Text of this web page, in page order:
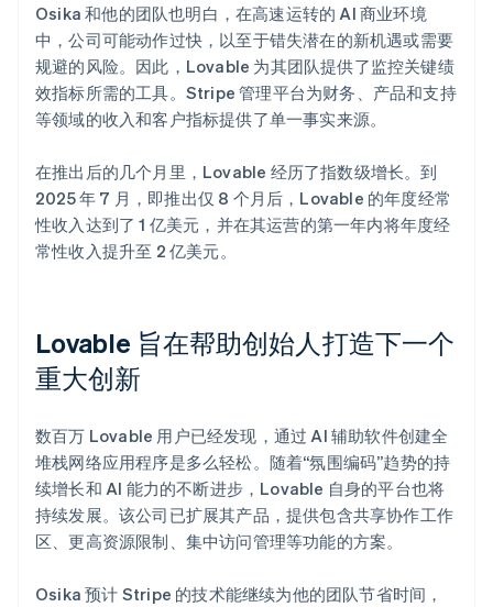
Osika 和他的团队也明白，在高速运转的 AI 商业环境
中，公司可能动作过快，以至于错失潜在的新机遇或需要
规避的风险。因此，Lovable 为其团队提供了监控关键绩
效指标所需的工具。Stripe 管理平台为财务、产品和支持
等领域的收入和客户指标提供了单一事实来源。
在推出后的几个月里，Lovable 经历了指数级增长。到
2025 年 7 月，即推出仅 8 个月后，Lovable 的年度经常
性收入达到了 1 亿美元，并在其运营的第一年内将年度经
常性收入提升至 2 亿美元。
Lovable 旨在帮助创始人打造下一个
重大创新
数百万 Lovable 用户已经发现，通过 AI 辅助软件创建全
堆栈网络应用程序是多么轻松。随着“氛围编码”趋势的持
续增长和 AI 能力的不断进步，Lovable 自身的平台也将
持续发展。该公司已扩展其产品，提供包含共享协作工作
区、更高资源限制、集中访问管理等功能的方案。
Osika 预计 Stripe 的技术能继续为他的团队节省时间，